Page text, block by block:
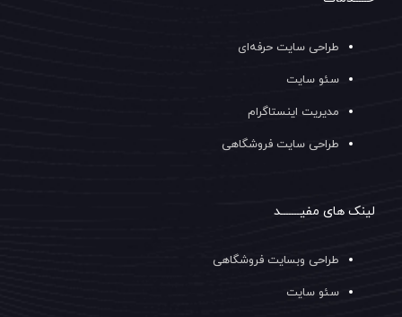
طراحی سایت حرفه‌ای
سئو سایت
مدیریت اینستاگرام
طراحی سایت فروشگاهی
لینک های مفیـــــــد
طراحی وبسایت فروشگاهی
سئو سایت